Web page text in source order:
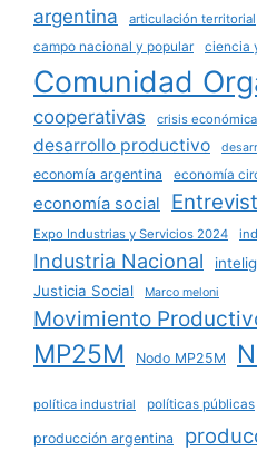
argentina articulación territorial
campo nacional y popular
ciencia
Comunidad
cooperativas crisis económica
desarrollo productivo
economía argentina economía
economía social
Expo Industrias y Servicios 2024
Industria Nacional
Justicia Social Marco meloni
Movimiento
MP25M Nodo MP25M
política industrial políticas públicas
producción argentina